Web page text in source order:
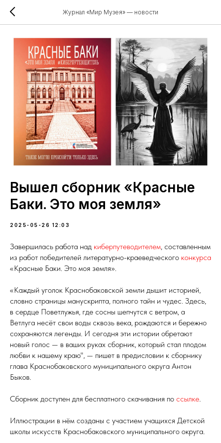
Журнал «Мир Музея» — новости
Вышел сборник «Красные
Баки. Это моя земля»
2025-05-26 12:03
Завершилась работа над киберпутеводителем , составленным
из работ победителей литературно-краеведческого конкурса
«Красные Баки. Это моя земля».
«Каждый уголок Краснобаковской земли дышит историей,
словно страницы манускрипта, полного тайн и чудес. Здесь,
в сердце Поветлужья, где сосны шепчутся с ветром, а
Ветлуга несёт свои воды сквозь века, рождаются и бережно
сохраняются легенды. И сегодня эти истории обретают
новый голос — в ваших руках сборник, который стал плодом
любви к нашему краю", — пишет в предисловии к сборнику
глава Краснобаковского муниципального округа Антон
Быков.
Сборник доступен для бесплатного скачивания по ссылке
Иллюстрации в нём созданы с участием учащихся Детской
школы искусств Краснобаковского муниципального округа.